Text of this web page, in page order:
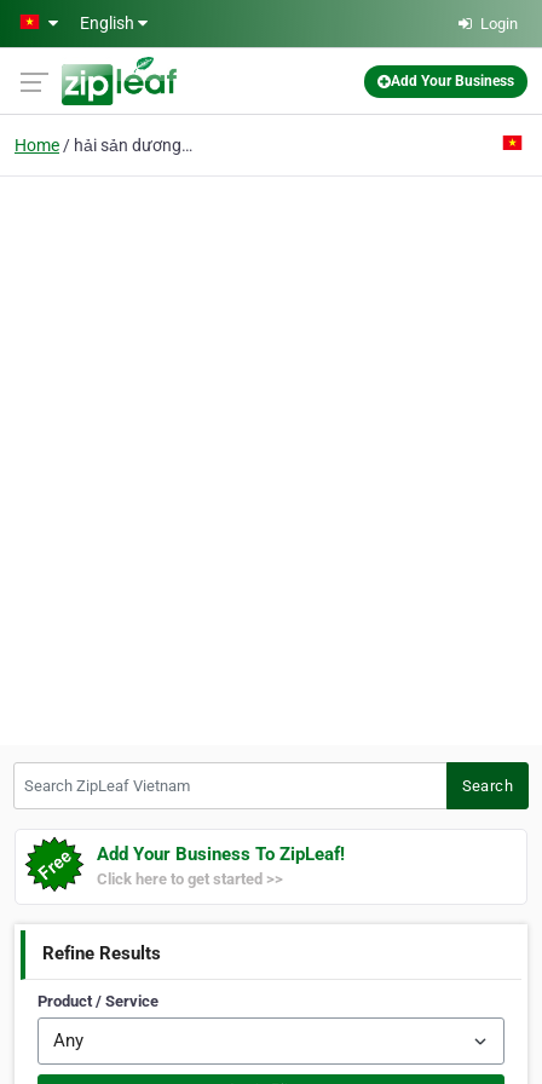
Skip to main content
English Login
Add Your Business
Home hải sản dương đông
Search
Add Your Business To ZipLeaf!
Click here to get started >>
Refine Results
Product / Service